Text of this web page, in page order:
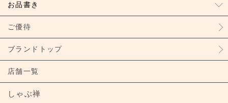
お品書き
ご優待
ブランドトップ
店舗一覧
しゃぶ禅